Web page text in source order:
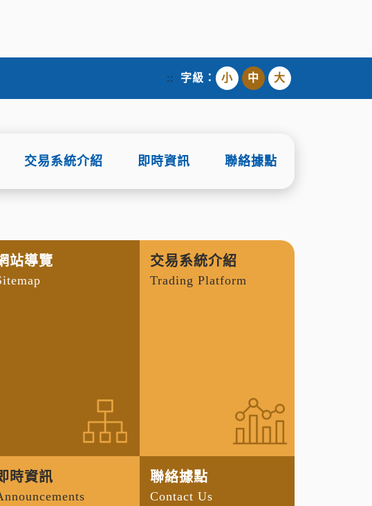
:: 字級： 小 中 大
交易系統介紹 即時資訊 聯絡據點
站導覽 交易系統介紹
Trading Platform
時資訊 聯絡據點
Contact Us